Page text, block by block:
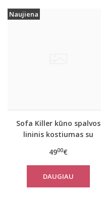
Naujiena
Sofa Killer kūno spalvos
lininis kostiumas su
4900€
DAUGIAU